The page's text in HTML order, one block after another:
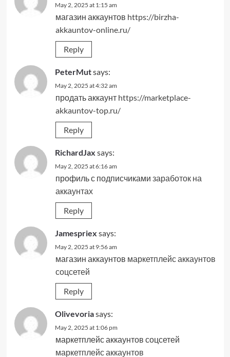
May 2, 2025 at 1:15 am
магазин аккаунтов https://birzha-
akkauntov-online.ru/
Reply
PeterMutsays:
May 2, 2025 at 4:32 am
продать аккаунт https://marketplace-
akkauntov-top.ru/
Reply
RichardJax says:
May 2, 2025 at 6:16 am
профиль с подписчиками заработок на
аккаунтах
Reply
Jamespriex says:
May 2, 2025 at 9:56 am
магазин аккаунтов маркетплейс аккаунтов
соцсетей
Reply
Olivevoriasays:
May 2, 2025 at 1:06 pm
маркетплейс аккаунтов соцсетей
маркетплейс аккаунтов